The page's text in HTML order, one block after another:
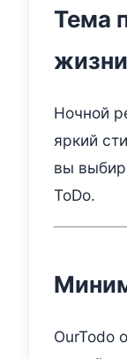
Тема
жизни
Ночной
яркий
вы
ToDo.
OurTodo